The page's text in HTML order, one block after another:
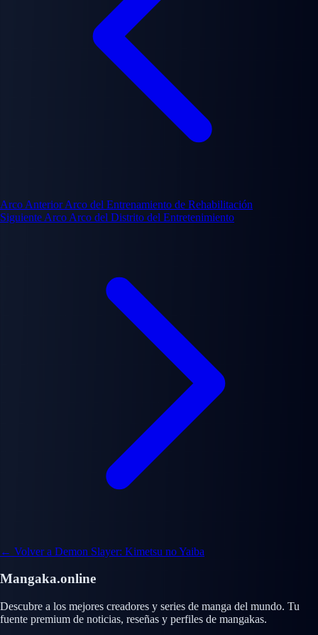
Arco Anterior Arco del Entrenamiento de Rehabilitación
Siguiente Arco Arco del Distrito del Entretenimiento
← Volver a Demon Slayer: Kimetsu no Yaiba
Mangaka.online
Descubre a los mejores creadores y series de manga del mundo. Tu
fuente premium de noticias, reseñas y perfiles de mangakas.